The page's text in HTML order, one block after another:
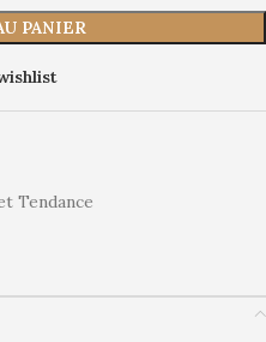
PANIER
Tendance